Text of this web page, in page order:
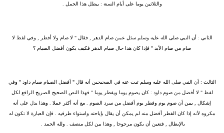
والثلاثين يوما على أيام السنة : يبطل هذا الحمل .
‏الثاني : أن النبي صلى الله عليه وسلم سئل عمن صام الدهر , فقال " لا صام ولا أفطر , وفي لفظ لا
صام من صام الأبد " فإذا كان هذا حال صيام الدهر فكيف يكون أفضل الصيام ؟
‏الثالث : أن النبي صلى الله عليه وسلم ثبت عنه في الصحيحين أنه قال " أفضل الصيام صيام داود " وفي
لفظ " لا أفضل من صوم داود : كان يصوم يوما ويفطر يوما " فهذا النص الصحيح الصريح الرافع لكل
إشكال , يبين أن صوم يوم وفطر يوم أفضل من سرد الصوم . مع أنه أكثر عملا . وهذا يدل على أنه
مكروه لأنه إذا كان الفطر أفضل منه لم يمكن أن يقال بإباحته واستواء طرفيه . فإن العبارة لا تكون له
بالإبطال , فتعين أن يكون مرجوحا , وهذا بين لكل منصف . ولله الحمد . ‏